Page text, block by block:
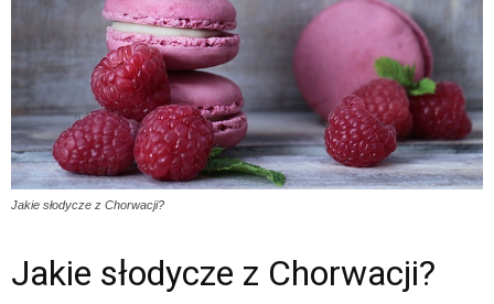
Jakie słodycze z Chorwacji?
Jakie słodycze z Chorwacji?